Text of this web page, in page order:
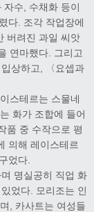
수, 수채화 등이
다. 조각 작업장에
버려진 과일 씨앗
연마했다. 그리고
상하고, 〈요셉과
스테르는 스물네
화가 조합에 들어
품 중 수작으로 평
의해 레이스테르
었다.
명실공히 직업 화
었다. 모리조는 인
, 카사트는 여성들